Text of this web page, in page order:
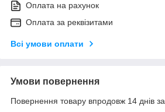
Оплата на рахунок
Оплата за реквізитами
Всі умови оплати
Умови повернення
Повернення товару впродовж 14 днів